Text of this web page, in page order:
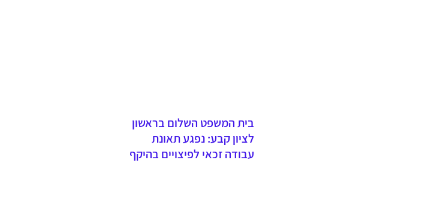
בית המשפט השלום בראשון
לציון קבע: נפגע תאונת
עבודה זכאי לפיצויים בהיקף